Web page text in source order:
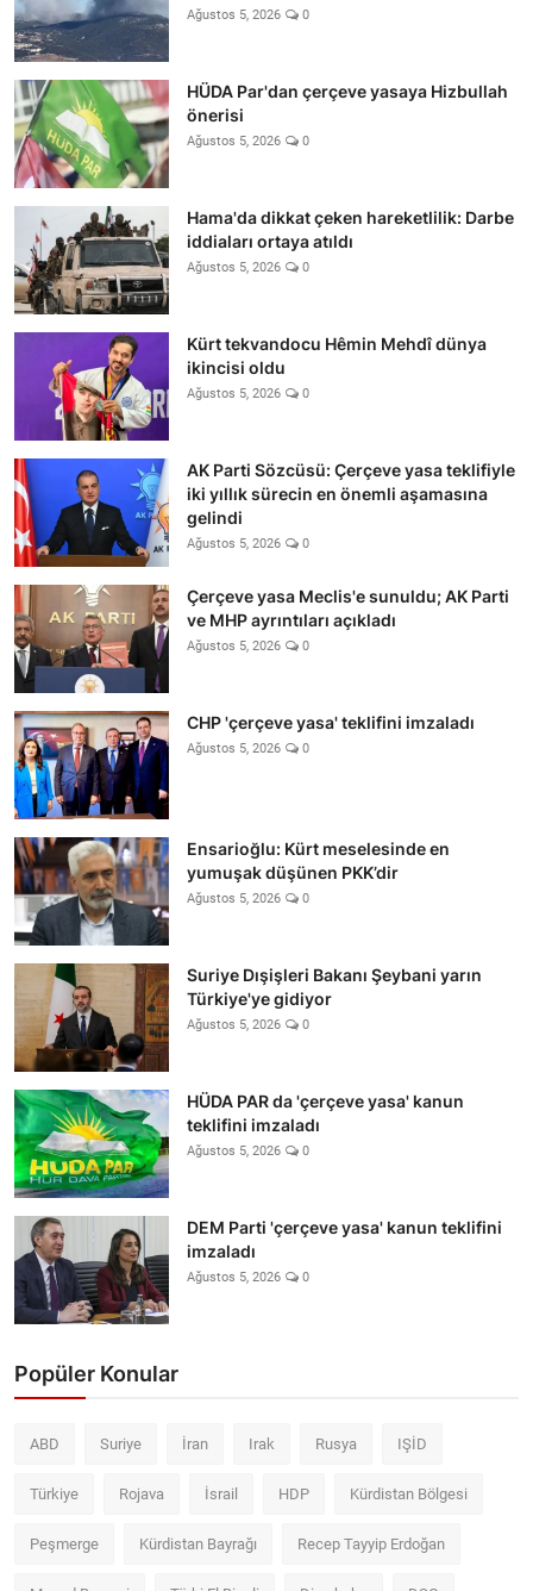
Ağustos 5, 2026 0
HÜDA Par'dan çerçeve yasaya Hizbullah
önerisi
Ağustos 5, 2026 0
Hama'da dikkat çeken hareketlilik: Darbe
iddiaları ortaya atıldı
Ağustos 5, 2026 0
Kürt tekvandocu Hêmin Mehdî dünya
ikincisi oldu
Ağustos 5, 2026 0
AK Parti Sözcüsü: Çerçeve yasa teklifiyle
iki yıllık sürecin en önemli aşamasına
gelindi
Ağustos 5, 2026 0
Çerçeve yasa Meclis'e sunuldu; AK Parti
ve MHP ayrıntıları açıkladı
Ağustos 5, 2026 0
CHP 'çerçeve yasa' teklifini imzaladı
Ağustos 5, 2026 0
Ensarioğlu: Kürt meselesinde en
yumuşak düşünen PKK’dir
Ağustos 5, 2026 0
Suriye Dışişleri Bakanı Şeybani yarın
Türkiye'ye gidiyor
Ağustos 5, 2026 0
HÜDA PAR da 'çerçeve yasa' kanun
teklifini imzaladı
Ağustos 5, 2026 0
DEM Parti 'çerçeve yasa' kanun teklifini
imzaladı
Ağustos 5, 2026 0
Popüler Konular
ABD Suriye İran Irak Rusya IŞİD
Türkiye Rojava İsrail HDP Kürdistan Bölgesi
Peşmerge Kürdistan Bayrağı Recep Tayyip Erdoğan